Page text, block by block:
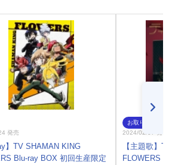
発売
】TV SHAMAN KING
Blu-ray BOX 初回生産限定
お取り寄せ
2024/02/07 発売
【主題歌】
FLOWERS